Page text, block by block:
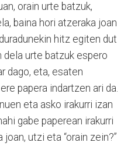
orain urte batzuk,
baina hori atzeraka joan
hitz egiten dut
dela urte batzuk espero
dago, eta, esaten
papera indartzen ari da.
eta asko irakurri izan
gabe paperean irakurri
utzi eta “orain zein?”